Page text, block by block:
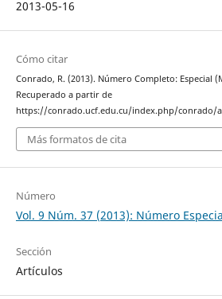
2013-05-16
Cómo citar
Conrado, R. (2013). Número Completo: Especial
Recuperado a partir de
https://conrado.ucf.edu.cu/index.php/conrado/
Más formatos de cita
Número
Vol. 9 Núm. 37 (2013): Número
Sección
Artículos